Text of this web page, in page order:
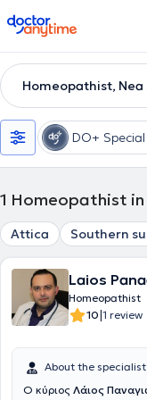
doctoranytime
Homeopathist, Nea
DO+
1 Homeopathist in
Attica Southern
Laios
Homeopathist
10|1 review
About the specialist
Ο κύριος Λάιος